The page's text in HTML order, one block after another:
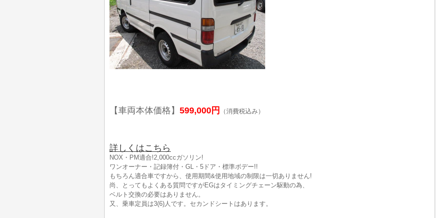
【車両本体価格】 599,000円 （消費税込み）
詳しくはこちら
NOX・PM適合!2,000ccガソリン!
ワンオーナー・記録簿付・GL・5ドア・標準ボデー!!
もちろん適合車ですから、使用期間&使用地域の制限は一切ありません!
尚、とってもよくある質問ですがEGはタイミングチェーン駆動の為、
ベルト交換の必要はありません。
又、乗車定員は3(6)人です。セカンドシートはあります。